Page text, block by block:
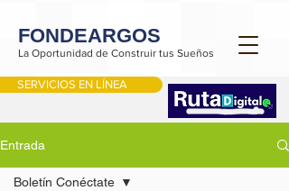
FONDEARGOS
SERVICIOS EN LÍNEA
La Oportunidad de Construir tus Sueños
Entrada
Boletín Conéctate